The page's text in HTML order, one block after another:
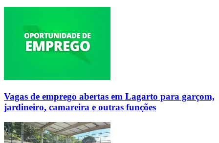
Vagas de emprego abertas em Lagarto para garçom,
jardineiro, camareira e outras funções